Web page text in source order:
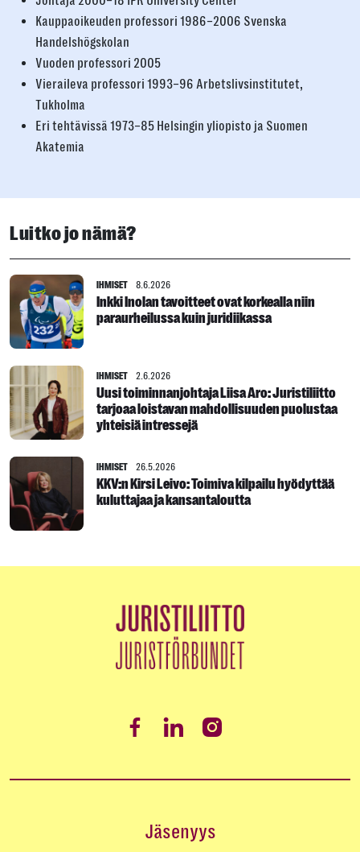
Kauppaoikeuden professori 1986–2006 Svenska
Handelshögskolan
Vuoden professori 2005
Vieraileva professori 1993–96 Arbetslivsinstitutet,
Tukholma
Eri tehtävissä 1973–85 Helsingin yliopisto ja Suomen
Akatemia
Luitko jo nämä?
IHMISET 8.6.2026
Inkki Inolan tavoitteet ovat korkealla niin
paraurheilussa kuin juridiikassa
IHMISET 2.6.2026
Uusi toiminnanjohtaja Liisa Aro: Juristiliitto
tarjoaa loistavan mahdollisuuden puolustaa
yhteisiä intressejä
IHMISET 26.5.2026
KKV:n Kirsi Leivo: Toimiva kilpailu hyödyttää
kuluttajaa ja kansantaloutta
Jäsenyys